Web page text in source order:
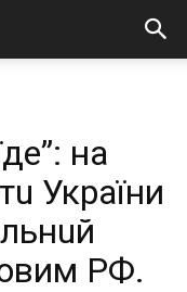
на
України
РФ.